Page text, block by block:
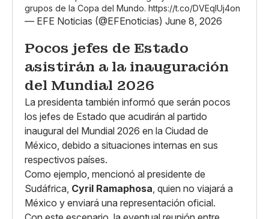
grupos de la Copa del Mundo. https://t.co/DVEqIUj4on
— EFE Noticias (@EFEnoticias) June 8, 2026
Pocos jefes de Estado
asistirán a la inauguración
del Mundial 2026
La presidenta también informó que serán pocos
los jefes de Estado que acudirán al partido
inaugural del Mundial 2026 en la Ciudad de
México, debido a situaciones internas en sus
respectivos países.
Como ejemplo, mencionó al presidente de
Sudáfrica, Cyril Ramaphosa , quien no viajará a
México y enviará una representación oficial.